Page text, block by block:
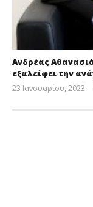
Ανδρέας
εξαλείφει την
23 Ιανουαρίου, 2023